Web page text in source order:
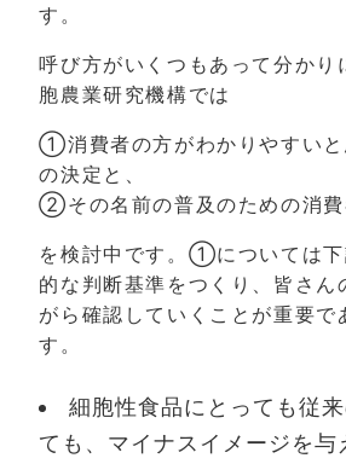
す。
呼び方がいくつもあって分かり
胞農業研究機構では
①消費者の方がわかりやすいと
の決定と、
②その名前の普及のための消費
を検討中です。①については下
的な判断基準をつくり、皆さん
がら確認していくことが重要で
す。
細胞性食品にとっても従
ても、マイナスイメージを与